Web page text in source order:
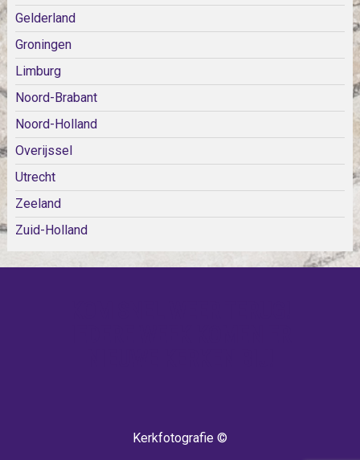
Gelderland
Groningen
Limburg
Noord-Brabant
Noord-Holland
Overijssel
Utrecht
Zeeland
Zuid-Holland
Kerkfotografie ©